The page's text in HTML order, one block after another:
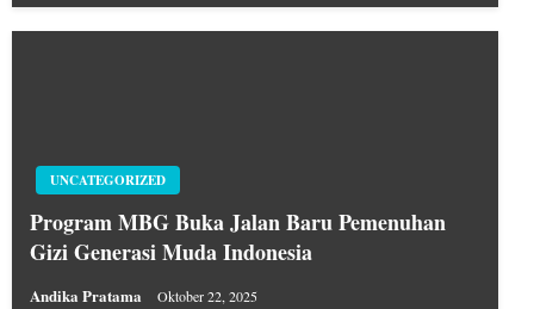
UNCATEGORIZED
Program MBG Buka Jalan Baru Pemenuhan
Gizi Generasi Muda Indonesia
Andika Pratama Oktober 22, 2025